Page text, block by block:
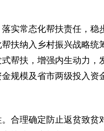
实常态化帮扶责任，
扶纳入乡村振兴战略
帮扶，增强内生动力
规模及省市两级投入
。合理确定防止返贫致